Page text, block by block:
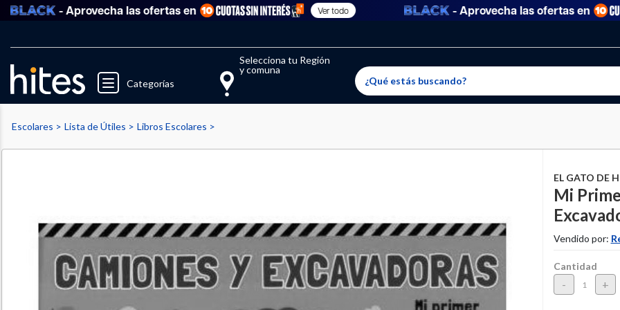
- Aprovecha las ofertas en Ver todo - Aprovecha las ofertas en
Categorías
Selecciona tu Región
y comuna
El producto ha sido eliminado correctamente
El producto ha sido agregado a tu lista de favoritos
Llegaste al límite de productos favoritos permitidos, para agregar uno nuevo ingresa a “Mi
Escolares Lista de Útiles
Libros Escolares
EL GATO DE
Mi
Vendido por:
Cantidad
- +